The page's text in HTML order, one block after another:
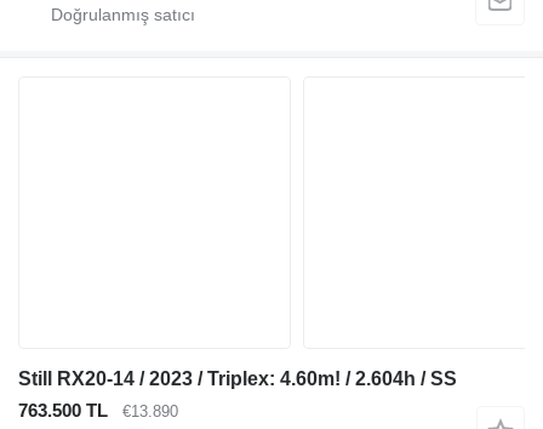
Still RX20-14 / 2023 / Triplex: 4.60m! / 2.604h / SS
763.500 TL
€13.890